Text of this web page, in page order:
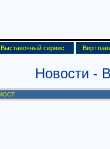
Выставочный сервис
Новости -